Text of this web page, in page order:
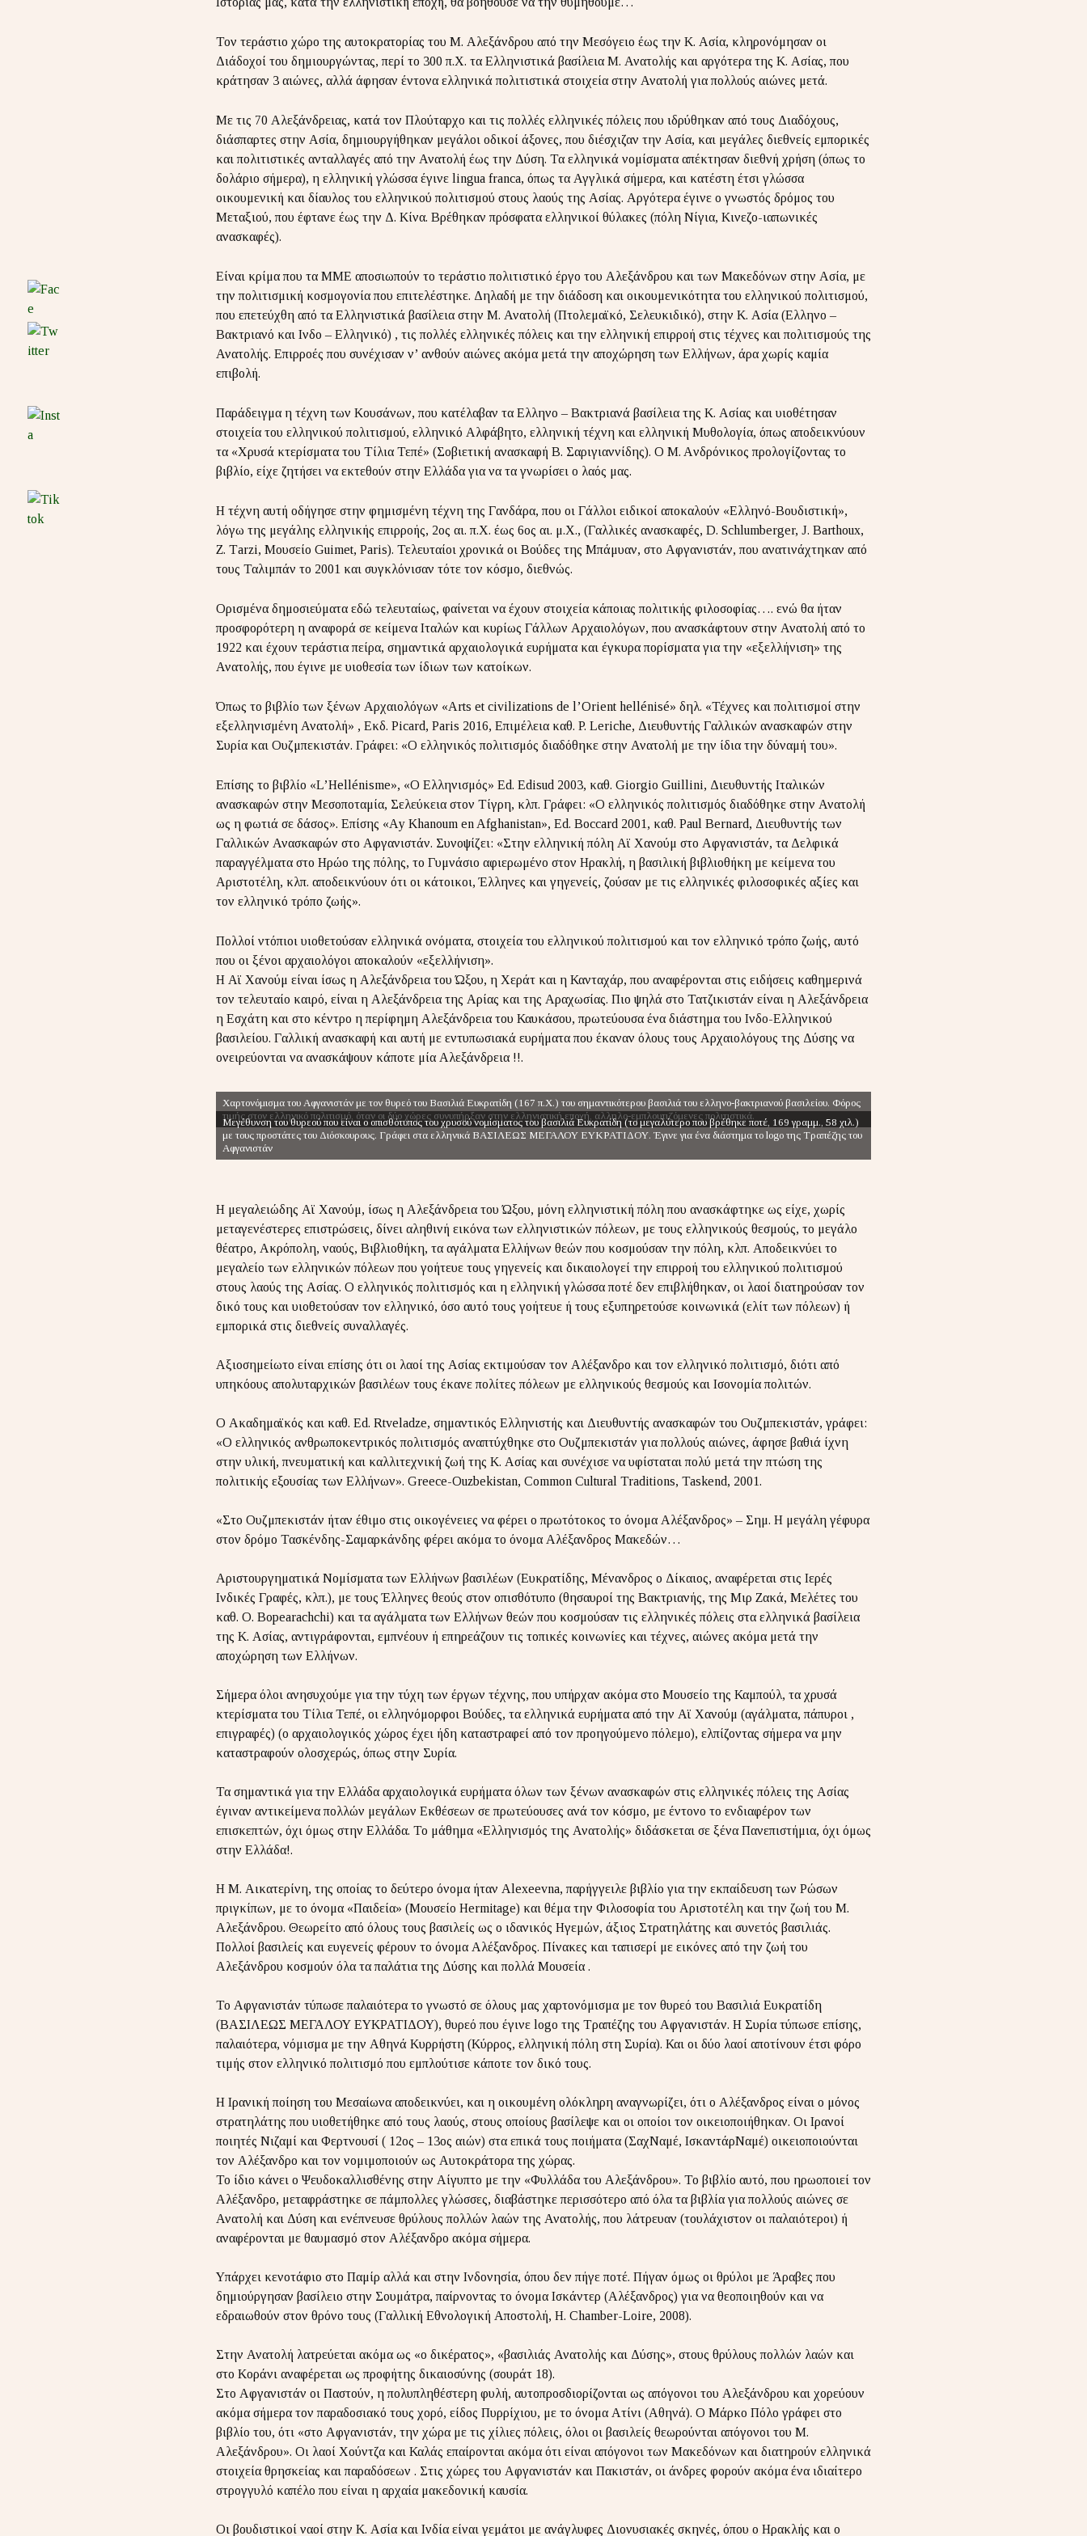
Τον τεράστιο χώρο της αυτοκρατορίας του Μ. Αλεξάνδρου από την Μεσόγειο έως την Κ. Ασία, κληρονόμησαν οι
Διάδοχοί του δημιουργώντας, περί το 300 π.Χ. τα Ελληνιστικά βασίλεια Μ. Ανατολής και αργότερα της Κ. Ασίας, που
κράτησαν 3 αιώνες, αλλά άφησαν έντονα ελληνικά πολιτιστικά στοιχεία στην Ανατολή για πολλούς αιώνες μετά.
Με τις 70 Αλεξάνδρειας, κατά τον Πλούταρχο και τις πολλές ελληνικές πόλεις που ιδρύθηκαν από τους Διαδόχους,
διάσπαρτες στην Ασία, δημιουργήθηκαν μεγάλοι οδικοί άξονες, που διέσχιζαν την Ασία, και μεγάλες διεθνείς εμπορικές
και πολιτιστικές ανταλλαγές από την Ανατολή έως την Δύση. Τα ελληνικά νομίσματα απέκτησαν διεθνή χρήση (όπως το
δολάριο σήμερα), η ελληνική γλώσσα έγινε lingua franca, όπως τα Αγγλικά σήμερα, και κατέστη έτσι γλώσσα
οικουμενική και δίαυλος του ελληνικού πολιτισμού στους λαούς της Ασίας. Αργότερα έγινε ο γνωστός δρόμος του
Μεταξιού, που έφτανε έως την Δ. Κίνα. Βρέθηκαν πρόσφατα ελληνικοί θύλακες (πόλη Νίγια, Kινεζο-ιαπωνικές
ανασκαφές).
Είναι κρίμα που τα ΜΜΕ αποσιωπούν το τεράστιο πολιτιστικό έργο του Αλεξάνδρου και των Μακεδόνων στην Ασία, με
την πολιτισμική κοσμογονία που επιτελέστηκε. Δηλαδή με την διάδοση και οικουμενικότητα του ελληνικού πολιτισμού,
που επετεύχθη από τα Ελληνιστικά βασίλεια στην Μ. Ανατολή (Πτολεμαϊκό, Σελευκιδικό), στην Κ. Ασία (Ελληνο –
Βακτριανό και Ινδο – Ελληνικό) , τις πολλές ελληνικές πόλεις και την ελληνική επιρροή στις τέχνες και πολιτισμούς της
Ανατολής. Επιρροές που συνέχισαν ν’ ανθούν αιώνες ακόμα μετά την αποχώρηση των Ελλήνων, άρα χωρίς καμία
επιβολή.
Παράδειγμα η τέχνη των Κουσάνων, που κατέλαβαν τα Ελληνο – Βακτριανά βασίλεια της Κ. Ασίας και υιοθέτησαν
στοιχεία του ελληνικού πολιτισμού, ελληνικό Αλφάβητο, ελληνική τέχνη και ελληνική Μυθολογία, όπως αποδεικνύουν
τα «Χρυσά κτερίσματα του Τίλια Τεπέ» (Σοβιετική ανασκαφή Β. Σαριγιαννίδης). O M. Aνδρόνικος προλογίζοντας το
βιβλίο, είχε ζητήσει να εκτεθούν στην Ελλάδα για να τα γνωρίσει ο λαός μας.
Η τέχνη αυτή οδήγησε στην φημισμένη τέχνη της Γανδάρα, που οι Γάλλοι ειδικοί αποκαλούν «Ελληνό-Βουδιστική»,
λόγω της μεγάλης ελληνικής επιρροής, 2ος αι. π.Χ. έως 6ος αι. μ.Χ., (Γαλλικές ανασκαφές, D. Schlumberger, J. Βarthoux,
Ζ. Τarzi, Μουσείο Guimet, Paris). Τελευταίοι χρονικά οι Βούδες της Μπάμυαν, στο Αφγανιστάν, που ανατινάχτηκαν από
τους Ταλιμπάν το 2001 και συγκλόνισαν τότε τον κόσμο, διεθνώς.
Ορισμένα δημοσιεύματα εδώ τελευταίως, φαίνεται να έχουν στοιχεία κάποιας πολιτικής φιλοσοφίας…. ενώ θα ήταν
προσφορότερη η αναφορά σε κείμενα Ιταλών και κυρίως Γάλλων Αρχαιολόγων, που ανασκάφτουν στην Ανατολή από το
1922 και έχουν τεράστια πείρα, σημαντικά αρχαιολογικά ευρήματα και έγκυρα πορίσματα για την «εξελλήνιση» της
Ανατολής, που έγινε με υιοθεσία των ίδιων των κατοίκων.
Όπως το βιβλίο των ξένων Αρχαιολόγων «Arts et civilizations de l’Orient hellénisé» δηλ. «Τέχνες και πολιτισμοί στην
εξελληνισμένη Ανατολή» , Εκδ. Picard, Paris 2016, Επιμέλεια καθ. P. Leriche, Διευθυντής Γαλλικών ανασκαφών στην
Συρία και Ουζμπεκιστάν. Γράφει: «Ο ελληνικός πολιτισμός διαδόθηκε στην Ανατολή με την ίδια την δύναμή του».
Επίσης το βιβλίο «L’Hellénisme», «Ο Ελληνισμός» Ed. Edisud 2003, καθ. Giorgio Guillini, Διευθυντής Ιταλικών
ανασκαφών στην Μεσοποταμία, Σελεύκεια στον Τίγρη, κλπ. Γράφει: «Ο ελληνικός πολιτισμός διαδόθηκε στην Ανατολή
ως η φωτιά σε δάσος». Επίσης «Αy Khanoum en Afghanistan», Ed. Boccard 2001, καθ. Paul Bernard, Διευθυντής των
Γαλλικών Ανασκαφών στο Αφγανιστάν. Συνοψίζει: «Στην ελληνική πόλη Αϊ Χανούμ στο Αφγανιστάν, τα Δελφικά
παραγγέλματα στο Ηρώο της πόλης, το Γυμνάσιο αφιερωμένο στον Ηρακλή, η βασιλική βιβλιοθήκη με κείμενα του
Αριστοτέλη, κλπ. αποδεικνύουν ότι οι κάτοικοι, Έλληνες και γηγενείς, ζούσαν με τις ελληνικές φιλοσοφικές αξίες και
τον ελληνικό τρόπο ζωής».
Πολλοί ντόπιοι υιοθετούσαν ελληνικά ονόματα, στοιχεία του ελληνικού πολιτισμού και τον ελληνικό τρόπο ζωής, αυτό
που οι ξένοι αρχαιολόγοι αποκαλούν «εξελλήνιση».
Η Αϊ Χανούμ είναι ίσως η Αλεξάνδρεια του Ώξου, η Χεράτ και η Κανταχάρ, που αναφέρονται στις ειδήσεις καθημερινά
τον τελευταίο καιρό, είναι η Αλεξάνδρεια της Αρίας και της Αραχωσίας. Πιο ψηλά στο Τατζικιστάν είναι η Αλεξάνδρεια
η Εσχάτη και στο κέντρο η περίφημη Αλεξάνδρεια του Καυκάσου, πρωτεύουσα ένα διάστημα του Ινδο-Ελληνικού
βασιλείου. Γαλλική ανασκαφή και αυτή με εντυπωσιακά ευρήματα που έκαναν όλους τους Αρχαιολόγους της Δύσης να
ονειρεύονται να ανασκάψουν κάποτε μία Αλεξάνδρεια !!.
Χαρτονόμισμα του Αφγανιστάν με τον θυρεό του Βασιλιά Ευκρατίδη (167 π.Χ.) του σημαντικότερου βασιλιά του ελληνο-βακτριανού βασιλείου. Φόρος
τιμής στον ελληνικό πολιτισμό, όταν οι δύο χώρες συνυπήρξαν στην ελληνιστική εποχή, αλληλο-εμπλουτιζόμενες πολιτιστικά.
Μεγέθυνση του θυρεού που είναι ο οπισθότυπος του χρυσού νομίσματος του βασιλιά Ευκρατίδη (το μεγαλύτερο που βρέθηκε ποτέ, 169 γραμμ., 58 χιλ.)
με τους προστάτες του Διόσκουρους. Γράφει στα ελληνικά ΒΑΣΙΛΕΩΣ ΜΕΓΑΛΟΥ ΕΥΚΡΑΤΙΔΟΥ. Έγινε για ένα διάστημα το logo της Τραπέζης του
Αφγανιστάν
Η μεγαλειώδης Αϊ Χανούμ, ίσως η Αλεξάνδρεια του Ώξου, μόνη ελληνιστική πόλη που ανασκάφτηκε ως είχε, χωρίς
μεταγενέστερες επιστρώσεις, δίνει αληθινή εικόνα των ελληνιστικών πόλεων, με τους ελληνικούς θεσμούς, το μεγάλο
θέατρο, Ακρόπολη, ναούς, Βιβλιοθήκη, τα αγάλματα Ελλήνων θεών που κοσμούσαν την πόλη, κλπ. Αποδεικνύει το
μεγαλείο των ελληνικών πόλεων που γοήτευε τους γηγενείς και δικαιολογεί την επιρροή του ελληνικού πολιτισμού
στους λαούς της Ασίας. Ο ελληνικός πολιτισμός και η ελληνική γλώσσα ποτέ δεν επιβλήθηκαν, οι λαοί διατηρούσαν τον
δικό τους και υιοθετούσαν τον ελληνικό, όσο αυτό τους γοήτευε ή τους εξυπηρετούσε κοινωνικά (ελίτ των πόλεων) ή
εμπορικά στις διεθνείς συναλλαγές.
Αξιοσημείωτο είναι επίσης ότι οι λαοί της Ασίας εκτιμούσαν τον Αλέξανδρο και τον ελληνικό πολιτισμό, διότι από
υπηκόους απολυταρχικών βασιλέων τους έκανε πολίτες πόλεων με ελληνικούς θεσμούς και Ισονομία πολιτών.
Ο Ακαδημαϊκός και καθ. Εd. Rtveladze, σημαντικός Ελληνιστής και Διευθυντής ανασκαφών του Ουζμπεκιστάν, γράφει:
«Ο ελληνικός ανθρωποκεντρικός πολιτισμός αναπτύχθηκε στο Ουζμπεκιστάν για πολλούς αιώνες, άφησε βαθιά ίχνη
στην υλική, πνευματική και καλλιτεχνική ζωή της Κ. Ασίας και συνέχισε να υφίσταται πολύ μετά την πτώση της
πολιτικής εξουσίας των Ελλήνων». Greece-Ouzbekistan, Common Cultural Traditions, Taskend, 2001.
«Στο Ουζμπεκιστάν ήταν έθιμο στις οικογένειες να φέρει ο πρωτότοκος το όνομα Αλέξανδρος» – Σημ. Η μεγάλη γέφυρα
στον δρόμο Τασκένδης-Σαμαρκάνδης φέρει ακόμα το όνομα Αλέξανδρος Μακεδών…
Αριστουργηματικά Νομίσματα των Ελλήνων βασιλέων (Ευκρατίδης, Μένανδρος ο Δίκαιος, αναφέρεται στις Ιερές
Ινδικές Γραφές, κλπ.), με τους Έλληνες θεούς στον οπισθότυπο (θησαυροί της Βακτριανής, της Μιρ Ζακά, Μελέτες του
καθ. O. Bopearachchi) και τα αγάλματα των Ελλήνων θεών που κοσμούσαν τις ελληνικές πόλεις στα ελληνικά βασίλεια
της Κ. Ασίας, αντιγράφονται, εμπνέουν ή επηρεάζουν τις τοπικές κοινωνίες και τέχνες, αιώνες ακόμα μετά την
αποχώρηση των Ελλήνων.
Σήμερα όλοι ανησυχούμε για την τύχη των έργων τέχνης, που υπήρχαν ακόμα στο Μουσείο της Καμπούλ, τα χρυσά
κτερίσματα του Τίλια Τεπέ, οι ελληνόμορφοι Βούδες, τα ελληνικά ευρήματα από την Αϊ Χανούμ (αγάλματα, πάπυροι ,
επιγραφές) (ο αρχαιολογικός χώρος έχει ήδη καταστραφεί από τον προηγούμενο πόλεμο), ελπίζοντας σήμερα να μην
καταστραφούν ολοσχερώς, όπως στην Συρία.
Τα σημαντικά για την Ελλάδα αρχαιολογικά ευρήματα όλων των ξένων ανασκαφών στις ελληνικές πόλεις της Ασίας
έγιναν αντικείμενα πολλών μεγάλων Εκθέσεων σε πρωτεύουσες ανά τον κόσμο, με έντονο το ενδιαφέρον των
επισκεπτών, όχι όμως στην Ελλάδα. Το μάθημα «Ελληνισμός της Ανατολής» διδάσκεται σε ξένα Πανεπιστήμια, όχι όμως
στην Ελλάδα!.
Η Μ. Αικατερίνη, της οποίας το δεύτερο όνομα ήταν Alexeevna, παρήγγειλε βιβλίο για την εκπαίδευση των Ρώσων
πριγκίπων, με το όνομα «Παιδεία» (Μουσείο Hermitage) και θέμα την Φιλοσοφία του Αριστοτέλη και την ζωή του Μ.
Αλεξάνδρου. Θεωρείτο από όλους τους βασιλείς ως ο ιδανικός Ηγεμών, άξιος Στρατηλάτης και συνετός βασιλιάς.
Πολλοί βασιλείς και ευγενείς φέρουν το όνομα Αλέξανδρος. Πίνακες και ταπισερί με εικόνες από την ζωή του
Αλεξάνδρου κοσμούν όλα τα παλάτια της Δύσης και πολλά Μουσεία .
Το Αφγανιστάν τύπωσε παλαιότερα το γνωστό σε όλους μας χαρτονόμισμα με τον θυρεό του Βασιλιά Ευκρατίδη
(ΒΑΣΙΛΕΩΣ ΜΕΓΑΛΟΥ ΕΥΚΡΑΤΙΔΟΥ), θυρεό που έγινε logo της Τραπέζης του Αφγανιστάν. Η Συρία τύπωσε επίσης,
παλαιότερα, νόμισμα με την Αθηνά Κυρρήστη (Κύρρος, ελληνική πόλη στη Συρία). Και οι δύο λαοί αποτίνουν έτσι φόρο
τιμής στον ελληνικό πολιτισμό που εμπλούτισε κάποτε τον δικό τους.
Η Ιρανική ποίηση του Μεσαίωνα αποδεικνύει, και η οικουμένη ολόκληρη αναγνωρίζει, ότι ο Αλέξανδρος είναι ο μόνος
στρατηλάτης που υιοθετήθηκε από τους λαούς, στους οποίους βασίλεψε και οι οποίοι τον οικειοποιήθηκαν. Οι Ιρανοί
ποιητές Νιζαμί και Φερτνουσί ( 12ος – 13ος αιών) στα επικά τους ποιήματα (ΣαχΝαμέ, ΙσκαντάρΝαμέ) οικειοποιούνται
τον Αλέξανδρο και τον νομιμοποιούν ως Αυτοκράτορα της χώρας.
Το ίδιο κάνει ο Ψευδοκαλλισθένης στην Αίγυπτο με την «Φυλλάδα του Αλεξάνδρου». Το βιβλίο αυτό, που ηρωοποιεί τον
Αλέξανδρο, μεταφράστηκε σε πάμπολλες γλώσσες, διαβάστηκε περισσότερο από όλα τα βιβλία για πολλούς αιώνες σε
Ανατολή και Δύση και ενέπνευσε θρύλους πολλών λαών της Ανατολής, που λάτρευαν (τουλάχιστον οι παλαιότεροι) ή
αναφέρονται με θαυμασμό στον Αλέξανδρο ακόμα σήμερα.
Υπάρχει κενοτάφιο στο Παμίρ αλλά και στην Ινδονησία, όπου δεν πήγε ποτέ. Πήγαν όμως οι θρύλοι με Άραβες που
δημιούργησαν βασίλειο στην Σουμάτρα, παίρνοντας το όνομα Ισκάντερ (Αλέξανδρος) για να θεοποιηθούν και να
εδραιωθούν στον θρόνο τους (Γαλλική Εθνολογική Αποστολή, Η. Chamber-Loire, 2008).
Στην Ανατολή λατρεύεται ακόμα ως «ο δικέρατος», «βασιλιάς Ανατολής και Δύσης», στους θρύλους πολλών λαών και
στο Κοράνι αναφέρεται ως προφήτης δικαιοσύνης (σουράτ 18).
Στο Αφγανιστάν οι Παστούν, η πολυπληθέστερη φυλή, αυτοπροσδιορίζονται ως απόγονοι του Αλεξάνδρου και χορεύουν
ακόμα σήμερα τον παραδοσιακό τους χορό, είδος Πυρρίχιου, με το όνομα Ατίνι (Αθηνά). Ο Μάρκο Πόλο γράφει στο
βιβλίο του, ότι «στο Αφγανιστάν, την χώρα με τις χίλιες πόλεις, όλοι οι βασιλείς θεωρούνται απόγονοι του Μ.
Αλεξάνδρου». Οι λαοί Χούντζα και Καλάς επαίρονται ακόμα ότι είναι απόγονοι των Μακεδόνων και διατηρούν ελληνικά
στοιχεία θρησκείας και παραδόσεων . Στις χώρες του Αφγανιστάν και Πακιστάν, οι άνδρες φορούν ακόμα ένα ιδιαίτερο
στρογγυλό καπέλο που είναι η αρχαία μακεδονική καυσία.
Οι βουδιστικοί ναοί στην Κ. Ασία και Ινδία είναι γεμάτοι με ανάγλυφες Διονυσιακές σκηνές, όπου ο Ηρακλής και ο